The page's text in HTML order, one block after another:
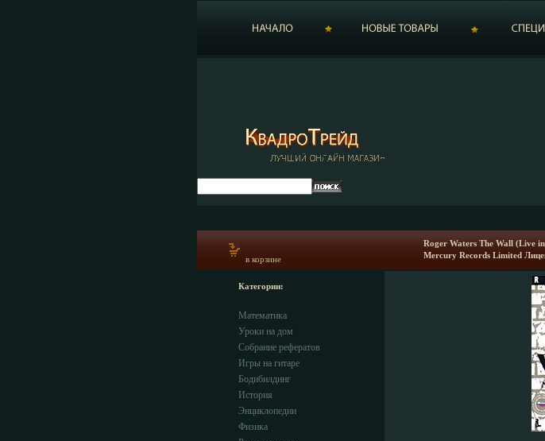
в корзине
Roger Waters The Wall (Live
Mercury Records Limited
Категории:
Математика
Уроки на дом
Собрание рефератов
Игры на гитаре
Бодибилдинг
История
Энциклопедии
Физика